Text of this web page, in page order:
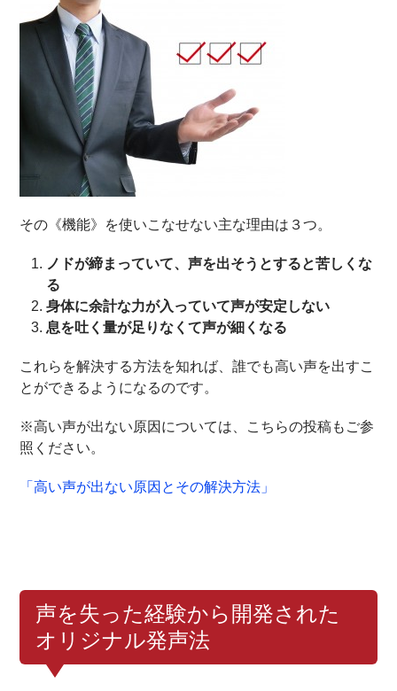
その《機能》を使いこなせない主な理由は３つ。
ノドが締まっていて、声を出そうとすると苦しくな
る
身体に余計な力が入っていて声が安定しない
息を吐く量が足りなくて声が細くなる
これらを解決する方法を知れば、誰でも高い声を出すこ
とができるようになるのです。
※高い声が出ない原因については、こちらの投稿もご参
照ください。
「高い声が出ない原因とその解決方法」
声を失った経験から開発された
オリジナル発声法